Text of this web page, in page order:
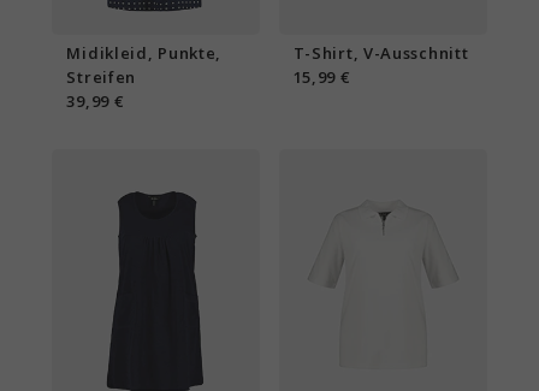
Midikleid, Punkte,
Streifen
39,99 €
T-Shirt, V-Ausschnitt
15,99 €